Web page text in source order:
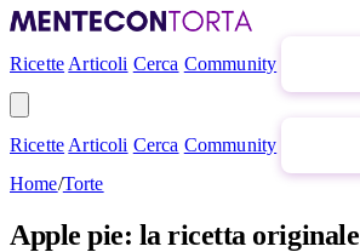
Ricette Articoli Cerca Community
Ricette Articoli Cerca Community
Home/Torte
Apple pie: la ricetta originale